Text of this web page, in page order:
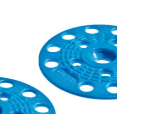
auf.
Die
Optionen
können
auf
der